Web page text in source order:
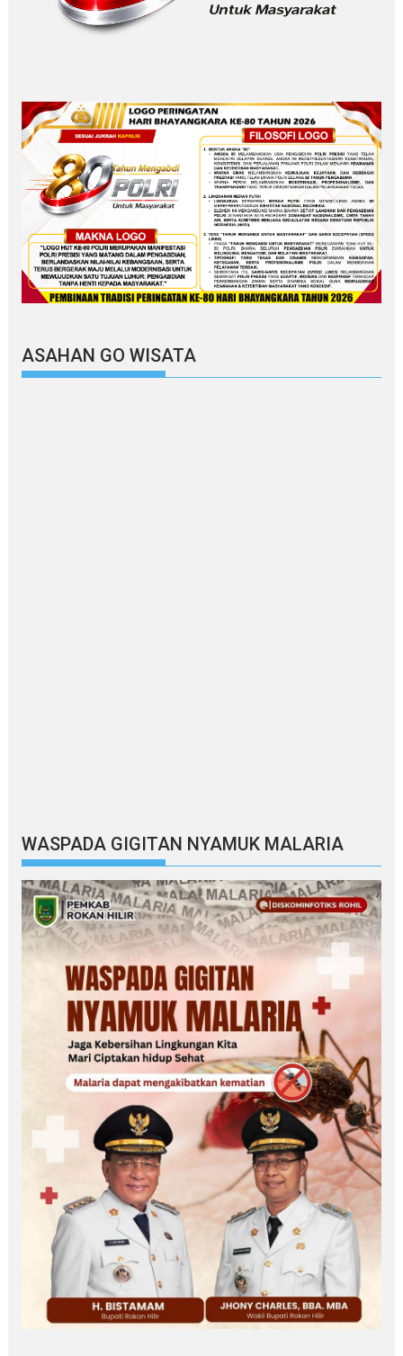
ASAHAN GO WISATA
WASPADA GIGITAN NYAMUK MALARIA